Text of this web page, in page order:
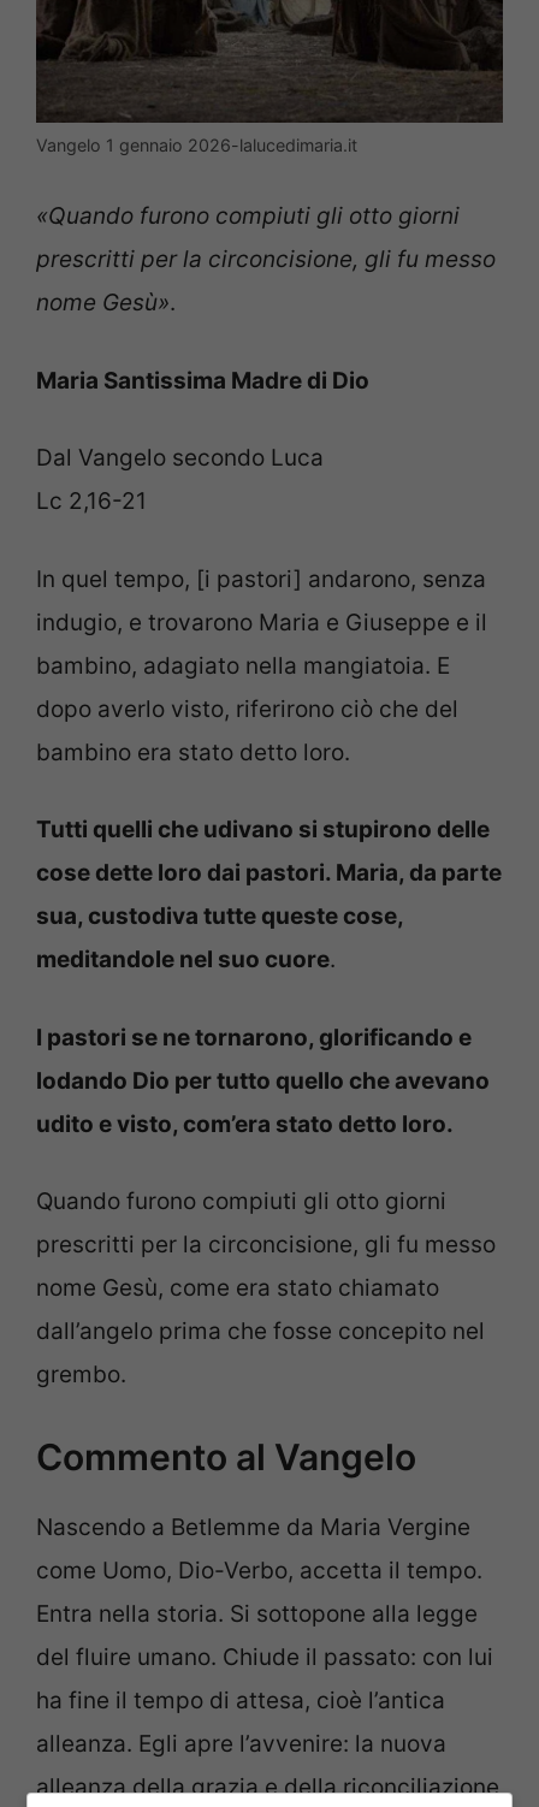
Vangelo 1 gennaio 2026-lalucedimaria.it
«Quando furono compiuti gli otto giorni
prescritti per la circoncisione, gli fu messo
nome Gesù».
Maria Santissima Madre di Dio
Dal Vangelo secondo Luca
Lc 2,16-21
In quel tempo, [i pastori] andarono, senza
indugio, e trovarono Maria e Giuseppe e il
bambino, adagiato nella mangiatoia. E
dopo averlo visto, riferirono ciò che del
bambino era stato detto loro.
Tutti quelli che udivano si stupirono delle
cose dette loro dai pastori. Maria, da parte
sua, custodiva tutte queste cose,
meditandole nel suo cuore.
I pastori se ne tornarono, glorificando e
lodando Dio per tutto quello che avevano
udito e visto, com’era stato detto loro.
Quando furono compiuti gli otto giorni
prescritti per la circoncisione, gli fu messo
nome Gesù, come era stato chiamato
dall’angelo prima che fosse concepito nel
grembo.
Commento al Vangelo
Nascendo a Betlemme da Maria Vergine
come Uomo, Dio-Verbo, accetta il tempo.
Entra nella storia. Si sottopone alla legge
del fluire umano. Chiude il passato: con lui
ha fine il tempo di attesa, cioè l’antica
alleanza. Egli apre l’avvenire: la nuova
alleanza della grazia e della riconciliazione